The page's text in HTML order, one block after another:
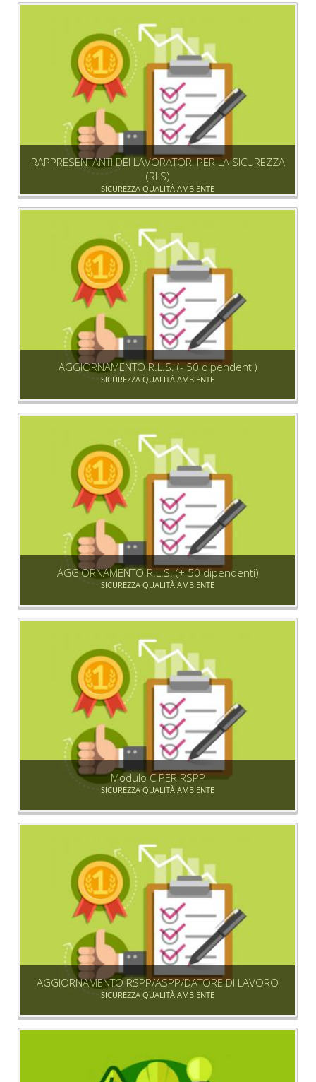
RAPPRESENTANTI DEI LAVORATORI PER LA SICUREZZA
(RLS)
SICUREZZA QUALITÀ AMBIENTE
AGGIORNAMENTO R.L.S. (- 50 dipendenti)
SICUREZZA QUALITÀ AMBIENTE
AGGIORNAMENTO R.L.S. (+ 50 dipendenti)
SICUREZZA QUALITÀ AMBIENTE
Modulo C PER RSPP
SICUREZZA QUALITÀ AMBIENTE
AGGIORNAMENTO RSPP/ASPP/DATORE DI LAVORO
SICUREZZA QUALITÀ AMBIENTE